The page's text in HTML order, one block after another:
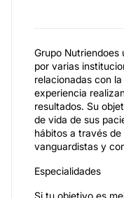
Grupo
por varias
relacionadas con
experiencia
resultados. Su
de vida de sus
hábitos a través
vanguardistas y
Especialidades
Si tu objetivo es